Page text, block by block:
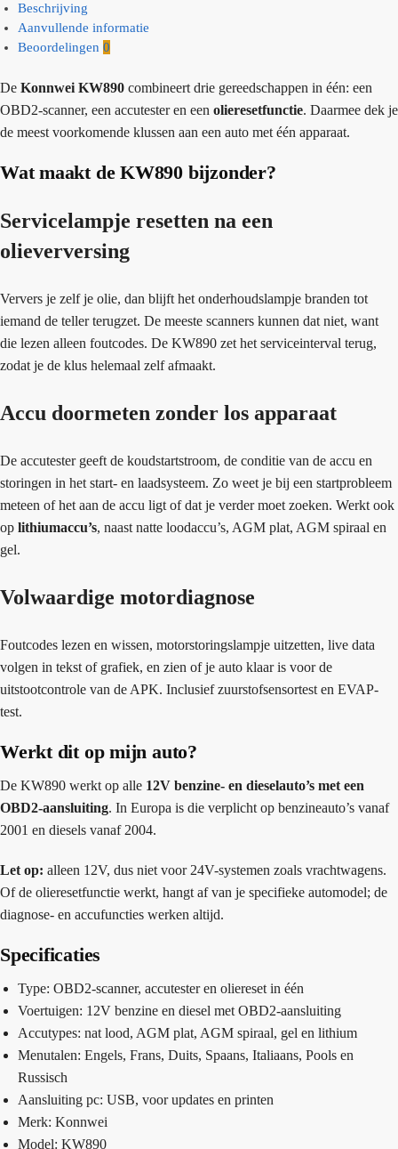
Beschrijving
Aanvullende informatie
Beoordelingen 0
De Konnwei KW890 combineert drie gereedschappen in één: een
OBD2-scanner, een accutester en een olieresetfunctie. Daarmee dek je
de meest voorkomende klussen aan een auto met één apparaat.
Wat maakt de KW890 bijzonder?
Servicelampje resetten na een
olieverversing
Ververs je zelf je olie, dan blijft het onderhoudslampje branden tot
iemand de teller terugzet. De meeste scanners kunnen dat niet, want
die lezen alleen foutcodes. De KW890 zet het serviceinterval terug,
zodat je de klus helemaal zelf afmaakt.
Accu doormeten zonder los apparaat
De accutester geeft de koudstartstroom, de conditie van de accu en
storingen in het start- en laadsysteem. Zo weet je bij een startprobleem
meteen of het aan de accu ligt of dat je verder moet zoeken. Werkt ook
op lithiumaccu’s, naast natte loodaccu’s, AGM plat, AGM spiraal en
gel.
Volwaardige motordiagnose
Foutcodes lezen en wissen, motorstoringslampje uitzetten, live data
volgen in tekst of grafiek, en zien of je auto klaar is voor de
uitstootcontrole van de APK. Inclusief zuurstofsensortest en EVAP-
test.
Werkt dit op mijn auto?
De KW890 werkt op alle 12V benzine- en dieselauto’s met een
OBD2-aansluiting. In Europa is die verplicht op benzineauto’s vanaf
2001 en diesels vanaf 2004.
Let op: alleen 12V, dus niet voor 24V-systemen zoals vrachtwagens.
Of de olieresetfunctie werkt, hangt af van je specifieke automodel; de
diagnose- en accufuncties werken altijd.
Specificaties
Type: OBD2-scanner, accutester en oliereset in één
Voertuigen: 12V benzine en diesel met OBD2-aansluiting
Accutypes: nat lood, AGM plat, AGM spiraal, gel en lithium
Menutalen: Engels, Frans, Duits, Spaans, Italiaans, Pools en
Russisch
Aansluiting pc: USB, voor updates en printen
Merk: Konnwei
Model: KW890